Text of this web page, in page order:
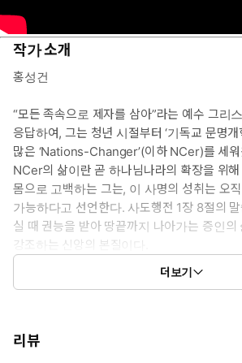
작가 소개
홍성건
“모든 족속으로 제자를 삼아”라는 예수 그리
응답하여, 그는 청년 시절부터 ‘기독교 문명
많은 ‘Nations-Changer’(이하 NCer)를 세
NCer의 삶이란 곧 하나님나라의 확장을 위
몸으로 고백하는 그는, 이 사명의 성취는 오
가능하다고 선언한다. 사도행전 1장 8절의
실 때 권능을 받아 땅끝까지 나아가는 증인
강조하는 신앙의 본질이다.
그는 모든 교회와 그리스도인이 성령께 전적
것을 촉구하는데, 성령께서 그 순종 가운데
도인’에서는 성령님과 개인의 관계를, 3부 ‘성
더보기
리뷰